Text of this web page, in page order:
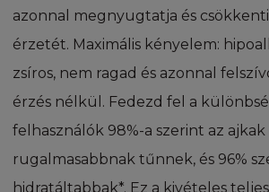
azonnal megnyugtatja és
érzetét. Maximális kényelem:
zsíros, nem ragad és azonnal
érzés nélkül. Fedezd fel a
felhasználók 98%-a szerint az ajkak
rugalmasabbnak tűnnek, és 96%
hidratáltabbak*. Ez a kivételes
- a L'Oréal semmilyen
nem vállal az Ön előtt
pontosságára,
tartalmára vonatkozóan. A
felelősséget olyan, harmadik fél
létrehozott, továbbított, vagy
anyagokért, melyekhez a
kapcsolódnak, vagy amelyekre